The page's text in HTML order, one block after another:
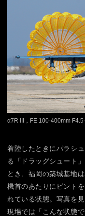
α7R III，FE 100-400mm
着陸したときにパラシ
る「ドラッグシュート
とき、福岡の築城基地
機首のあたりにピント
れている状態。写真を
現場では「こんな状態